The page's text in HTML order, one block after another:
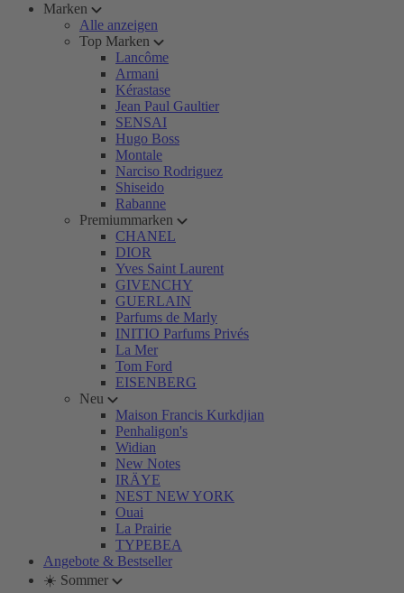
Marken
Alle anzeigen
Top Marken
Lancôme
Armani
Kérastase
Jean Paul Gaultier
SENSAI
Hugo Boss
Montale
Narciso Rodriguez
Shiseido
Rabanne
Premiummarken
CHANEL
DIOR
Yves Saint Laurent
GIVENCHY
GUERLAIN
Parfums de Marly
INITIO Parfums Privés
La Mer
Tom Ford
EISENBERG
Neu
Maison Francis Kurkdjian
Penhaligon's
Widian
New Notes
IRÄYE
NEST NEW YORK
Ouai
La Prairie
TYPEBEA
Angebote & Bestseller
☀️ Sommer